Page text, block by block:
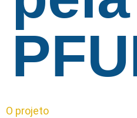
O projeto